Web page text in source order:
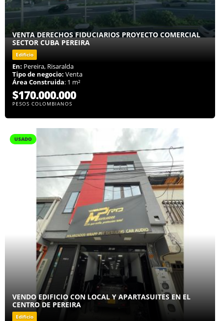
VENTA DERECHOS FIDUCIARIOS PROYECTO COMERCIAL
SECTOR CUBA PEREIRA
Edificio
En: Pereira, Risaralda
Tipo de negocio: Venta
Área Construida: 1 m²
$170.000.000
PESOS COLOMBIANOS
USADO
VENDO EDIFICIO CON LOCAL Y APARTASUITES EN EL
CENTRO DE PEREIRA
Edificio